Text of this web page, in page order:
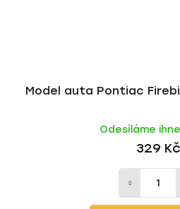
Model auta Pontiac
Odesíláme
329 Kč